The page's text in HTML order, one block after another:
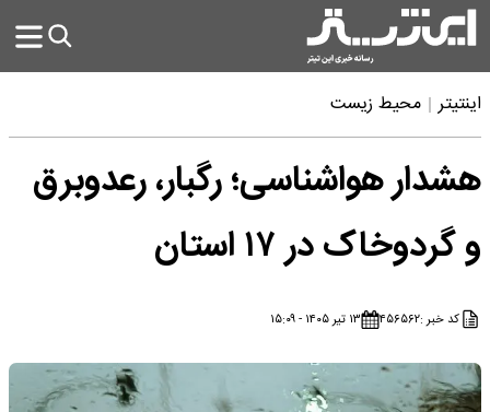
اینتیتر محیط زیست
هشدار هواشناسی؛ رگبار، رعدوبرق
و گردوخاک در ۱۷ استان
کد خبر :۴۵۶۵۶۲ ۱۳ تیر ۱۴۰۵ - ۱۵:۰۹